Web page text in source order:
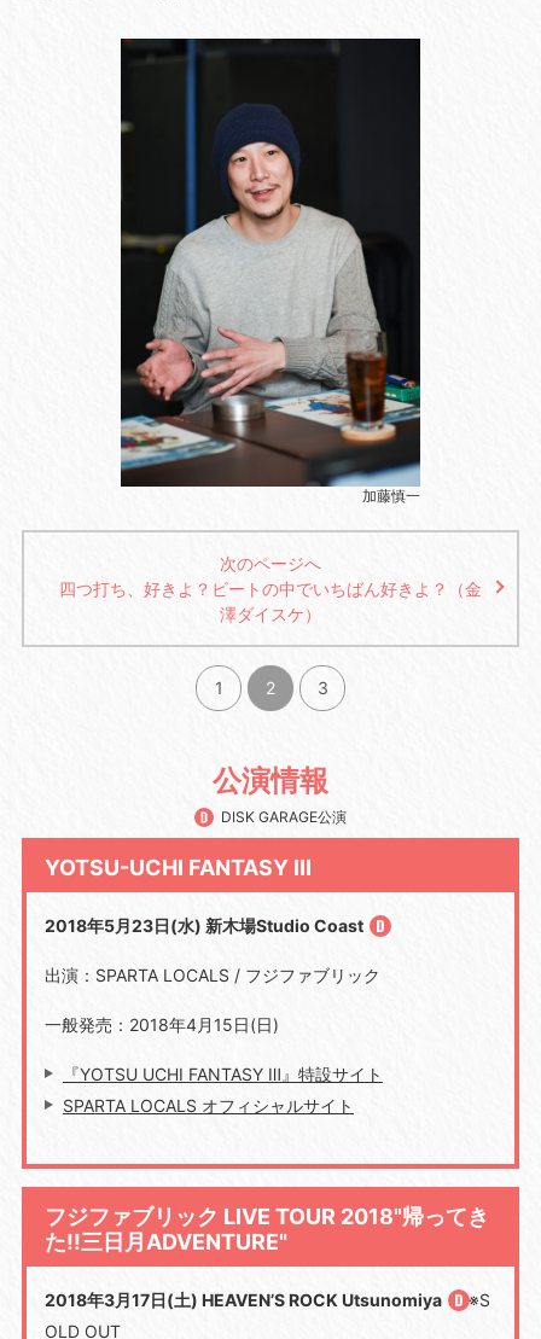
加藤慎一
次のページへ
四つ打ち、好きよ？ビートの中でいちばん好きよ？（金
澤ダイスケ）
1 2 3
公演情報
DISK GARAGE公演
YOTSU-UCHI FANTASY Ⅲ
2018年5月23日(水) 新木場Studio Coast
出演：SPARTA LOCALS / フジファブリック
一般発売：2018年4月15日(日)
『YOTSU UCHI FANTASY Ⅲ』特設サイト
SPARTA LOCALS オフィシャルサイト
フジファブリック LIVE TOUR 2018"帰ってき
た!!三日月ADVENTURE"
2018年3月17日(土) HEAVEN’S ROCK Utsunomiya
※S
OLD OUT